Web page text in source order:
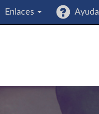
Enlaces Ayuda